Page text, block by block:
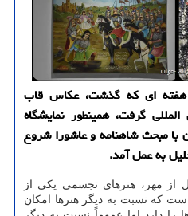
ای که گذشت، عکاس قاب
گرفت، همینطور نمایشگاه
با مبحث شاهنامه و عاشورا شروع
به عمل آمد.
از مهر، هنرهای تجسمی یکی از
که نسبت به دیگر هنرها امکان